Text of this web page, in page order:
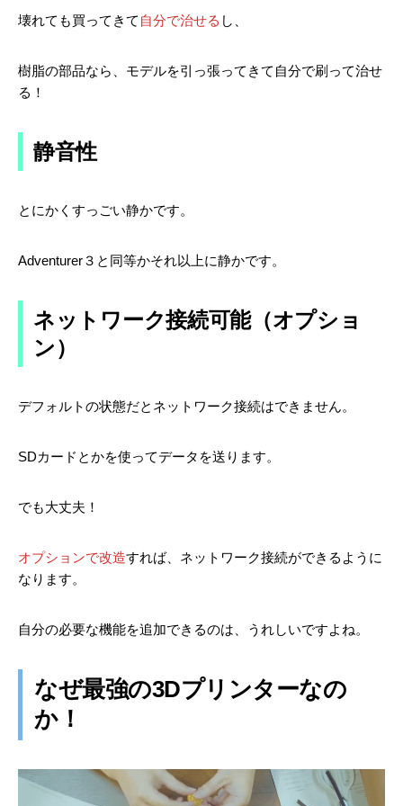
壊れても買ってきて 自分で治せる し、
樹脂の部品なら、モデルを引っ張ってきて自分で刷って治せ
る！
静音性
とにかくすっごい静かです。
Adventurer３と同等かそれ以上に静かです。
ネットワーク接続可能（オプショ
ン）
デフォルトの状態だとネットワーク接続はできません。
SDカードとかを使ってデータを送ります。
でも大丈夫！
オプションで改造すれば、ネットワーク接続ができるように
なります。
自分の必要な機能を追加できるのは、うれしいですよね。
なぜ最強の3Dプリンターなの
か！